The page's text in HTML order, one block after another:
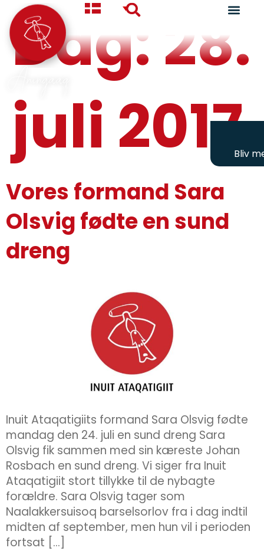
Bliv
Dag: 28.
juli 2017
Vores formand Sara
Olsvig fødte en sund
dreng
Inuit Ataqatigiits formand Sara Olsvig fødte
mandag den 24. juli en sund dreng Sara
Olsvig fik sammen med sin kæreste Johan
Rosbach en sund dreng. Vi siger fra Inuit
Ataqatigiit stort tillykke til de nybagte
forældre. Sara Olsvig tager som
Naalakkersuisoq barselsorlov fra i dag indtil
midten af september, men hun vil i perioden
fortsat […]